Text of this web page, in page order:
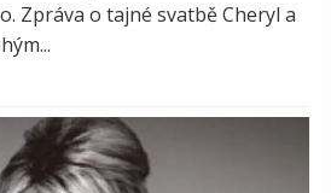
Zpráva o tajné svatbě Cheryl a